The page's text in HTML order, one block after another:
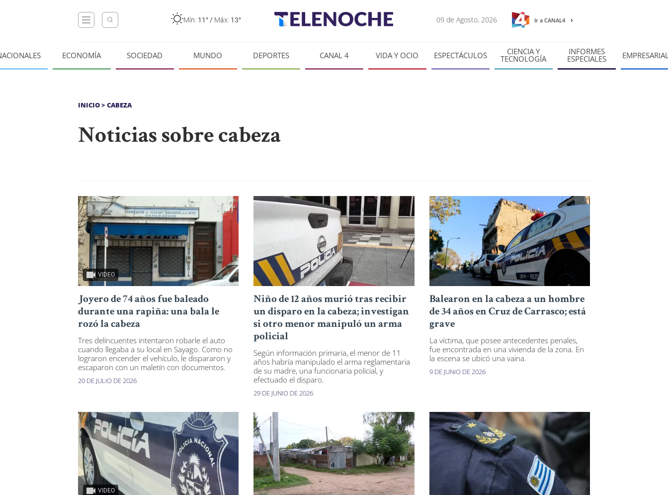
Mín: 11° / Máx: 13° 09 de Agosto, 2026 Ir a CANAL4
ECONOMÍA SOCIEDAD MUNDO DEPORTES CANAL 4 VIDA Y OCIO ESPECTÁCULOS CIENCIA Y
TECNOLOGÍA
INFORMES
ESPECIALES
INICIO> CABEZA
Noticias sobre cabeza
VIDEO
Joyero de 74 años fue baleado
durante una rapiña: una bala le
rozó la cabeza
Tres delincuentes intentaron robarle el auto
cuando llegaba a su local en Sayago. Como no
lograron encender el vehículo, le dispararon y
escaparon con un maletín con documentos.
20 DE JULIO DE 2026
Niño de 12 años murió tras recibir
un disparo en la cabeza; investigan
si otro menor manipuló un arma
policial
Según información primaria, el menor de 11
años habría manipulado el arma reglamentaria
de su madre, una funcionaria policial, y
efectuado el disparo.
29 DE JUNIO DE 2026
Balearon en la cabeza a un hombre
de 34 años en Cruz de Carrasco; está
grave
La víctima, que posee antecedentes penales,
fue encontrada en una vivienda de la zona. En
la escena se ubicó una vaina.
9 DE JUNIO DE 2026
VIDEO